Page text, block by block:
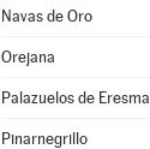
Navas de Oro
Orejana
Palazuelos de Eresma
Pinarnegrillo